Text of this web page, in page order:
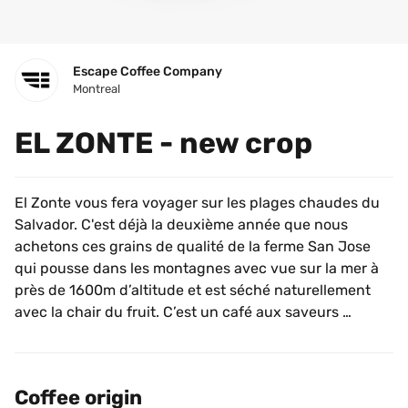
Escape Coffee Company
Montreal
EL ZONTE - new crop
El Zonte vous fera voyager sur les plages chaudes du
Salvador. C'est déjà la deuxième année que nous
achetons ces grains de qualité de la ferme San Jose
qui pousse dans les montagnes avec vue sur la mer à
près de 1600m d’altitude et est séché naturellement
avec la chair du fruit. C’est un café aux saveurs
El Zonte will take you on a trip to the warm beaches of
Coffee origin